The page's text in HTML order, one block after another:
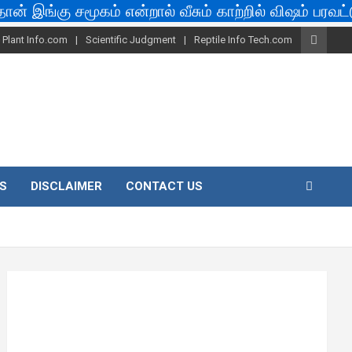
சமூகம் என்றால் வீசும் காற்றில் விஷம் பரவட்டும்...
Plant Info.com Scientific Judgment Reptile Info Tech.com
DISCLAIMER CONTACT US